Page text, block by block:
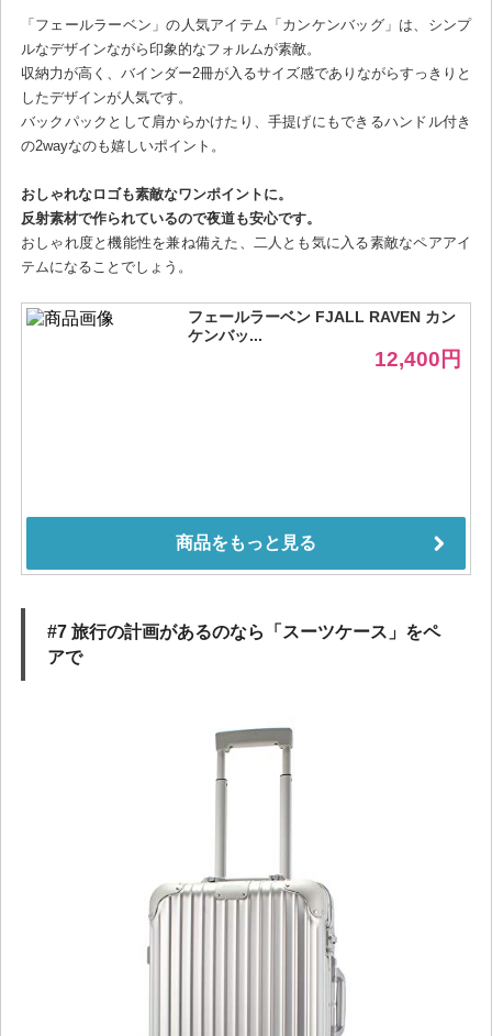
「フェールラーベン」の人気アイテム「カンケンバッグ」は、シンプ
ルなデザインながら印象的なフォルムが素敵。
収納力が高く、バインダー2冊が入るサイズ感でありながらすっきりと
したデザインが人気です。
バックパックとして肩からかけたり、手提げにもできるハンドル付き
の2wayなのも嬉しいポイント。
おしゃれなロゴも素敵なワンポイントに。
反射素材で作られているので夜道も安心です。
おしゃれ度と機能性を兼ね備えた、二人とも気に入る素敵なペアアイ
テムになることでしょう。
#7 旅行の計画があるのなら「スーツケース」をペ
アで